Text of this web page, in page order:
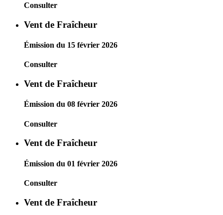
Consulter
Vent de Fraîcheur
Émission du 15 février 2026
Consulter
Vent de Fraîcheur
Émission du 08 février 2026
Consulter
Vent de Fraîcheur
Émission du 01 février 2026
Consulter
Vent de Fraîcheur